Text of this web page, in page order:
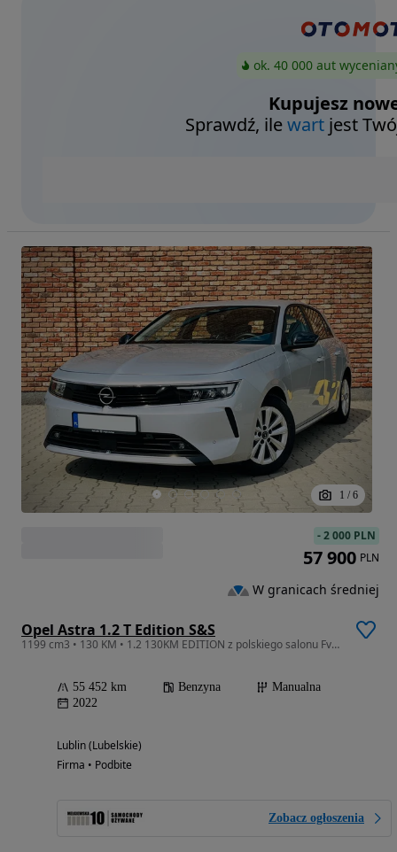
ok. 40 000 aut
Kupujesz
Sprawdź, ilewart jest
1 / 6
Opel Astra 1.2 T Edition S&S
1199 cm3 • 130 KM • 1.2 130KM EDITION z polskiego salonu Fv-23%
55 452 km Benzyna
Manualna
2022
Lublin (Lubelskie)
Firma • Podbite
Zobacz ogłoszenia
-2 000 PLN
57 900 PLN
W granicach średniej